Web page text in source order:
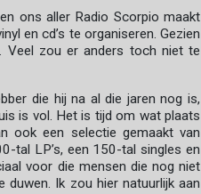
ons aller Radio Scorpio maakt
en cd’s te organiseren. Gezien
Veel zou er anders toch niet te
die hij na al die jaren nog is,
is vol. Het is tijd om wat plaats
ook een selectie gemaakt van
tal LP’s, een 150-tal singles en
voor die mensen die nog niet
Ik zou hier natuurlijk aan